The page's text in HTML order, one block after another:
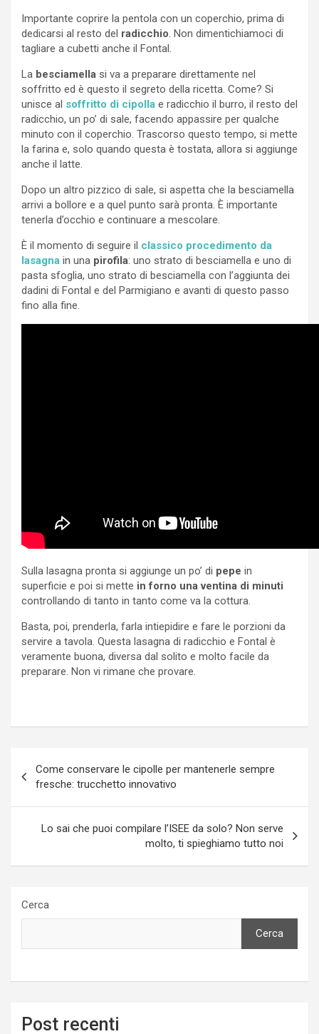
Importante coprire la pentola con un coperchio, prima di
dedicarsi al resto del radicchio. Non dimentichiamoci di
tagliare a cubetti anche il Fontal.
La besciamella si va a preparare direttamente nel
soffritto ed è questo il segreto della ricetta. Come? Si
unisce al soffritto di cipolla e radicchio il burro, il resto del
radicchio, un po’ di sale, facendo appassire per qualche
minuto con il coperchio. Trascorso questo tempo, si mette
la farina e, solo quando questa è tostata, allora si aggiunge
anche il latte.
Dopo un altro pizzico di sale, si aspetta che la besciamella
arrivi a bollore e a quel punto sarà pronta. È importante
tenerla d’occhio e continuare a mescolare.
È il momento di seguire il classico procedimento da
lasagna in una pirofila: uno strato di besciamella e uno di
pasta sfoglia, uno strato di besciamella con l’aggiunta dei
dadini di Fontal e del Parmigiano e avanti di questo passo
fino alla fine.
Sulla lasagna pronta si aggiunge un po’ di pepe in
superficie e poi si mette in forno una ventina di minuti
controllando di tanto in tanto come va la cottura.
Basta, poi, prenderla, farla intiepidire e fare le porzioni da
servire a tavola. Questa lasagna di radicchio e Fontal è
veramente buona, diversa dal solito e molto facile da
preparare. Non vi rimane che provare.
articoli
Come conservare le cipolle per mantenerle sempre
fresche: trucchetto innovativo
Lo sai che puoi compilare l’ISEE da solo? Non serve
molto, ti spieghiamo tutto noi
Cerca
Cerca
Post recenti